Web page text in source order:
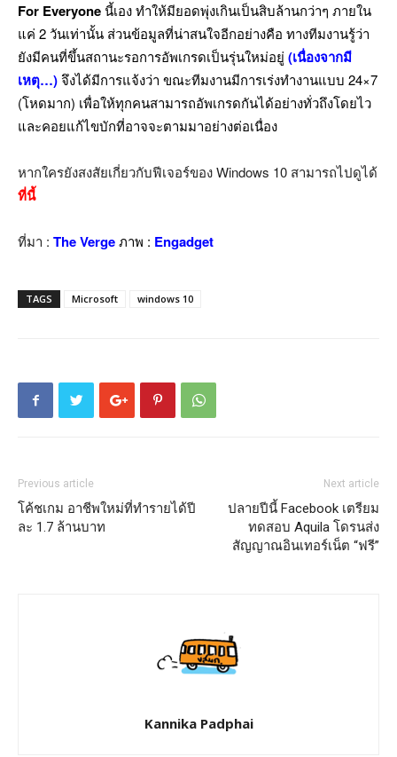
For Everyoneนี้เอง ทำให้มียอดพุ่งเกินเป็นสิบล้านกว่าๆ ภายใน
แค่ 2 วันเท่านั้น ส่วนข้อมูลที่น่าสนใจอีกอย่างคือ ทางทีมงานรู้ว่า
ยังมีคนที่ขึ้นสถานะรอการอัพเกรดเป็นรุ่นใหม่อยู่ (เนื่องจากมี
เหตุ…) จึงได้มีการแจ้งว่า ขณะทีมงานมีการเร่งทำงานแบบ 24×7
(โหดมาก) เพื่อให้ทุกคนสามารถอัพเกรดกันได้อย่างทั่วถึงโดยไว
และคอยแก้ไขบักที่อาจจะตามมาอย่างต่อเนื่อง
หากใครยังสงสัยเกี่ยวกับฟีเจอร์ของ Windows 10 สามารถไปดูได้
ที่นี้
ที่มา : The Vergeภาพ : Engadget
TAGS Microsoft windows 10
Previous article
โค้ชเกม อาชีพใหม่ที่ทำรายได้ปี
ละ 1.7 ล้านบาท
Next article
ปลายปีนี้ Facebook เตรียม
ทดสอบ Aquila โดรนส่ง
สัญญาณอินเทอร์เน็ต “ฟรี”
Kannika Padphai